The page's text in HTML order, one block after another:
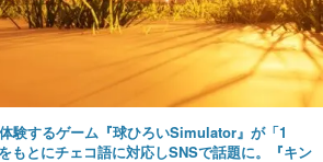
験するゲーム『球ひろいSimulator』が「1
もとにチェコ語に対応しSNSで話題に。『キン